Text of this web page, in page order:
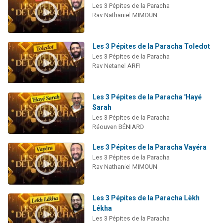
Les 3 Pépites de la Paracha
Rav Nathaniel MIMOUN
Les 3 Pépites de la Paracha Toledot
Les 3 Pépites de la Paracha
Rav Netanel ARFI
Les 3 Pépites de la Paracha 'Hayé
Sarah
Les 3 Pépites de la Paracha
Réouven BÉNIARD
Les 3 Pépites de la Paracha Vayéra
Les 3 Pépites de la Paracha
Rav Nathaniel MIMOUN
Les 3 Pépites de la Paracha Lèkh
Lékha
Les 3 Pépites de la Paracha